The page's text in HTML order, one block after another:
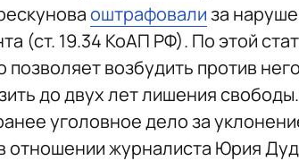
оштрафовализа
(ст. 19.34 КоАП РФ). По этой
позволяет возбудить против
до двух лет лишения свободы.
уголовное дело за
отношении журналиста Юрия